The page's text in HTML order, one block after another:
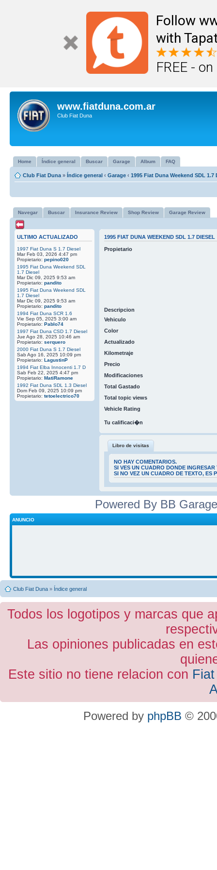
Follow
with
FREE -
www.fiatduna.com.ar
Club Fiat Duna
Home Índice general Buscar Garage Album FAQ
Club Fiat Duna » Índice general ‹ Garage ‹ 1995 Fiat Duna Weekend SDL 1.7
Navegar Buscar Insurance Review Shop Review Garage Review
ULTIMO ACTUALIZADO
1997 Fiat Duna S 1.7 Diesel
Mar Feb 03, 2026 4:47 pm
Propietario: pepino020
1995 Fiat Duna Weekend SDL
1.7 Diesel
Mar Dic 09, 2025 9:53 am
Propietario: pandito
1995 Fiat Duna Weekend SDL
1.7 Diesel
Mar Dic 09, 2025 9:53 am
Propietario: pandito
1994 Fiat Duna SCR 1.6
Vie Sep 05, 2025 3:00 am
Propietario: Pablo74
1997 Fiat Duna CSD 1.7 Diesel
Jue Ago 28, 2025 10:46 am
Propietario: serquero
2000 Fiat Duna S 1.7 Diesel
Sab Ago 16, 2025 10:09 pm
Propietario: LagustinP
1994 Fiat Elba Innocenti 1.7 D
Sab Feb 22, 2025 4:47 pm
Propietario: MatiRamone
1992 Fiat Duna SDL 1.3 Diesel
Dom Feb 09, 2025 10:09 pm
Propietario: tetoelectrico70
1995 FIAT DUNA WEEKEND SDL 1.7 DIESEL
Propietario
Descripcion
Vehiculo
Color
Actualizado
Kilometraje
Precio
Modificaciones
Total Gastado
Total topic views
Vehicle Rating
Tu calificaci�n
Libro de visitas
NO HAY COMENTARIOS.
SI VES UN CUADRO DONDE
SI NO VEZ UN CUADRO DE TEXTO, ES
Powered By BB
ANUNCIO
Club Fiat Duna » Índice general
Todos los logotipos y marcas que
Las opiniones publicadas en
Este sitio no tiene relacion con
Powered by phpBB ©